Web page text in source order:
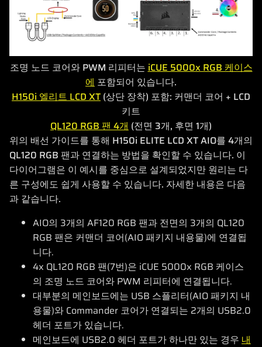
조명 노드 코어와 PWM 리피터는 iCUE 5000x RGB 케이스
에 포함되어 있습니다.
H150i 엘리트 LCD XT (상단 장착) 포함: 커맨더 코어 + LCD
키트
QL120 RGB 팬 4개 (전면 3개, 후면 1개)
위의 배선 가이드를 통해 H150i ELITE LCD XT AIO를 4개의
QL120 RGB 팬과 연결하는 방법을 확인할 수 있습니다. 이
다이어그램은 이 예시를 중심으로 설계되었지만 원리는 다
른 구성에도 쉽게 사용할 수 있습니다. 자세한 내용은 다음
과 같습니다.
AIO의 3개의 AF120 RGB 팬과 전면의 3개의 QL120
RGB 팬은 커맨더 코어(AIO 패키지 내용물)에 연결됩
니다.
4x QL120 RGB 팬(7번)은 iCUE 5000x RGB 케이스
의 조명 노드 코어와 PWM 리피터에 연결됩니다.
대부분의 메인보드에는 USB 스플리터(AIO 패키지 내
용물)와 Commander 코어가 연결되는 2개의 USB2.0
헤더 포트가 있습니다.
메인보드에 USB2.0 헤더 포트가 하나만 있는 경우 내